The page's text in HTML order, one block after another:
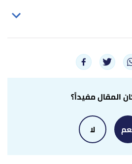
Indian youth ,
LAURA KASTNER (04/08/
المقال مفيداً؟
لا